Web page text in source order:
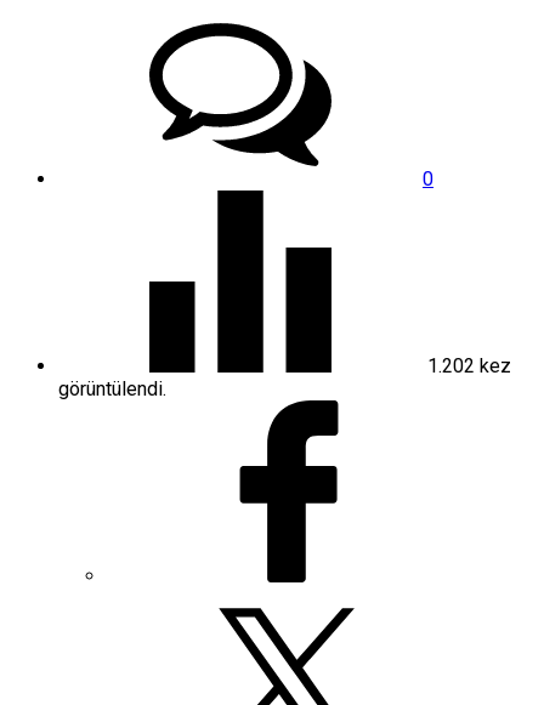
0
1.202 kez
görüntülendi.